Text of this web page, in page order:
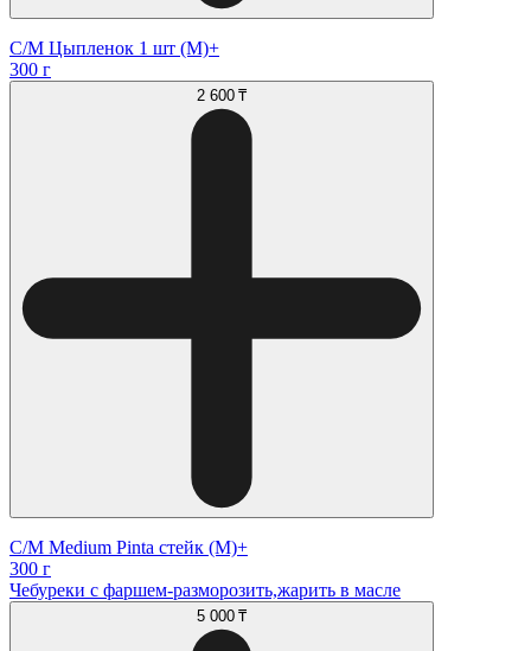
С/М Цыпленок 1 шт (М)+
300 г
2 600 ₸
С/М Medium Pinta стейк (М)+
300 г
Чебуреки с фаршем-разморозить,жарить в масле
5 000 ₸